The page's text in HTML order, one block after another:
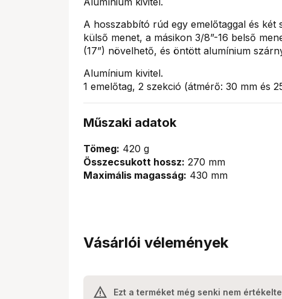
A hosszabbító rúd egy emelőtaggal és két
külső menet, a másikon 3/8”-16 belső
(17”) növelhető, és öntött alumínium
Alumínium kivitel.
1 emelőtag, 2 szekció (átmérő: 30 mm és
Műszaki adatok
Tömeg: 420 g
Összecsukott hossz: 270 mm
Maximális magasság: 430 mm
Vásárlói vélemények
Ezt a terméket még senki nem